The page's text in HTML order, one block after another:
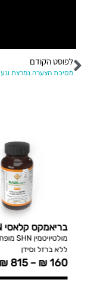
לפוסט הקודם
בריאמקס קלאסי SHN
ללא ברזל וסידן
₪160
–
₪815